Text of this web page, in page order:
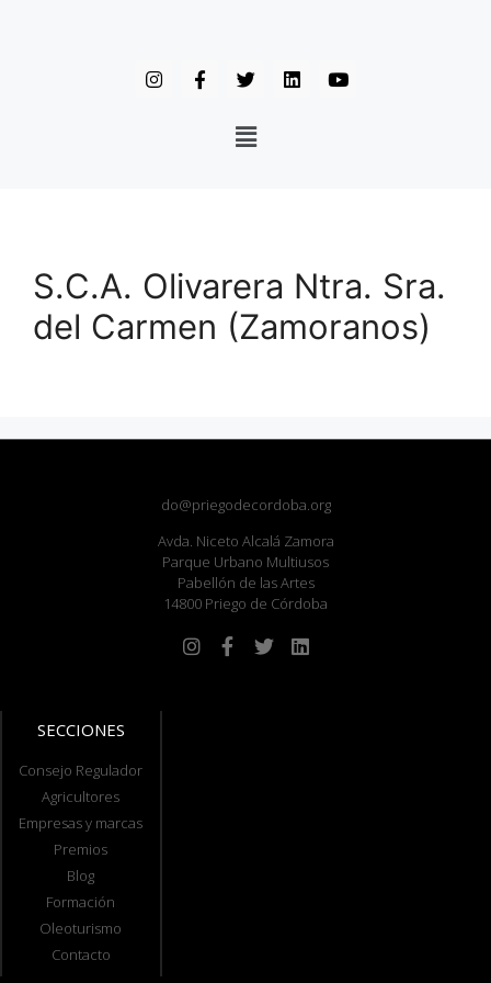
S.C.A. Olivarera Ntra. Sra.
del Carmen (Zamoranos)
do@priegodecordoba.org
Avda. Niceto Alcalá Zamora
Parque Urbano Multiusos
Pabellón de las Artes
14800 Priego de Córdoba
SECCIONES
Consejo Regulador
Agricultores
Empresas y marcas
Premios
Blog
Formación
Oleoturismo
Contacto